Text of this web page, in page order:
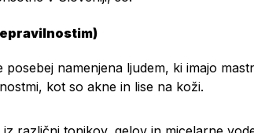
posebej namenjena ljudem, ki imajo
kot so akne in lise na koži.